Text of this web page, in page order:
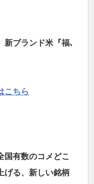
新ブランド米『福､
こちら
国有数のコメどこ
げる、新しい銘柄